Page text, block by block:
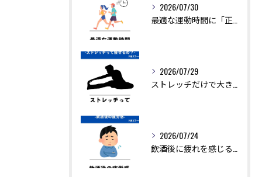
2026/07/30
最適な運動時間に「正解」はありません。
2026/07/29
ストレッチだけで大きく痩せることは難しいですが、ダイエットを...
2026/07/24
飲酒後に疲れを感じるのは、アルコールの分解に多くのエネルギー...